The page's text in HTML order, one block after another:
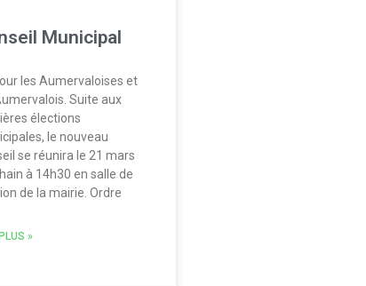
Municipal
les Aumervaloises et
Suite aux
élections
le nouveau
se réunira le 21 mars
à 14h30 en salle de
de la mairie. Ordre
»